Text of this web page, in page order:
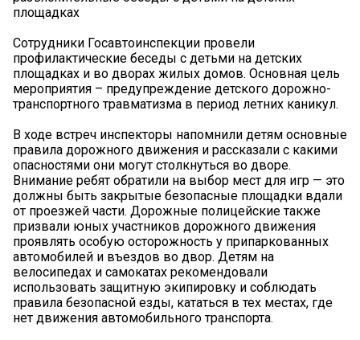
площадках
Сотрудники Госавтоинспекции провели
профилактические беседы с детьми на детских
площадках и во дворах жилых домов. Основная цель
мероприятия – предупреждение детского дорожно-
транспортного травматизма в период летних каникул.
В ходе встреч инспекторы напомнили детям основные
правила дорожного движения и рассказали с какими
опасностями они могут столкнуться во дворе.
Внимание ребят обратили на выбор мест для игр — это
должны быть закрытые безопасные площадки вдали
от проезжей части. Дорожные полицейские также
призвали юных участников дорожного движения
проявлять особую осторожность у припаркованных
автомобилей и въездов во двор. Детям на
велосипедах и самокатах рекомендовали
использовать защитную экипировку и соблюдать
правила безопасной езды, кататься в тех местах, где
нет движения автомобильного транспорта.